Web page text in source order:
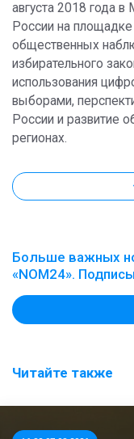
августа 2018 года
России на
общественных
избирательного
использования
выборами,
России и развитие
регионах.
Больше важных
«NOM24».
Читайте также